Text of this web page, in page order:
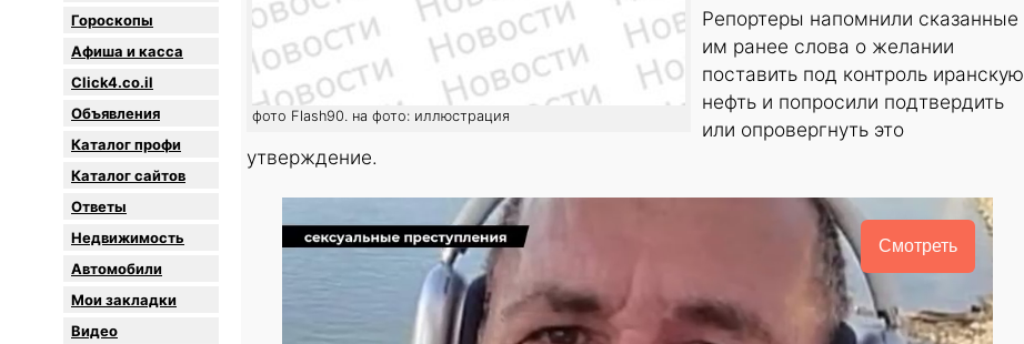
Гороскопы
Афиша и касса
Click4.co.il
Объявления
Каталог профи
Каталог сайтов
Oтветы
Недвижимость
Автомобили
Мои закладки
Видео
фото Flash90. на фото: иллюстрация
Репортеры напомнили сказанные
им ранее слова о желании
поставить под контроль иранскую
нефть и попросили подтвердить
или опровергнуть это
утверждение.
Смотреть